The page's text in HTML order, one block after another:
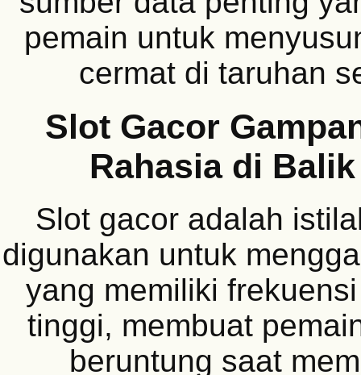
pemain untuk
cermat di taruhan
Slot Gacor
Rahasia di
Slot gacor adalah
digunakan untuk
yang memiliki
tinggi, membuat
beruntung saat